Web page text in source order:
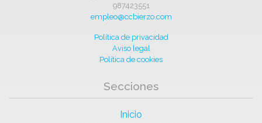
987423551
empleo@ccbierzo.com
Política de privacidad
Aviso legal
Política de cookies
Secciones
Inicio